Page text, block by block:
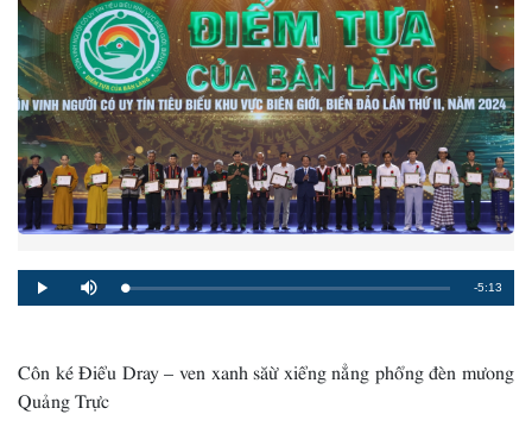
Play Mute Loaded:
0%
Progress:
0%
Remaining
-5:13
Côn ké Điểu Dray – ven xanh săừ xiểng nẳng phổng đèn mưong
Quảng Trực